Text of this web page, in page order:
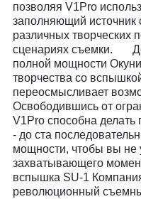
позволяя V1Pro
заполняющий источник
различных творческих
сценариях съемки.
полной мощности
творчества со
переосмысливает
Освободившись от
V1Pro способна
- до ста
мощности, чтобы вы не
захватывающего
вспышка SU-1
революционный